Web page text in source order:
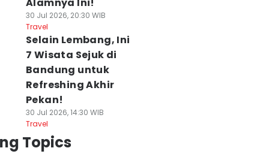
30 Jul 2026, 20:30 WIB
Travel
Selain Lembang, Ini
7 Wisata Sejuk di
Bandung untuk
Refreshing Akhir
Pekan!
30 Jul 2026, 14:30 WIB
Travel
Topics